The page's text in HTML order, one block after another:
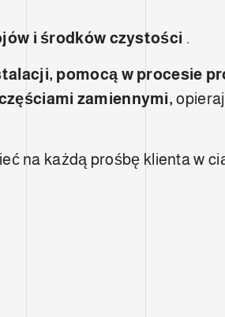
i środków czystości .
pomocą w procesie
zamiennymi,
na każdą prośbę klienta w